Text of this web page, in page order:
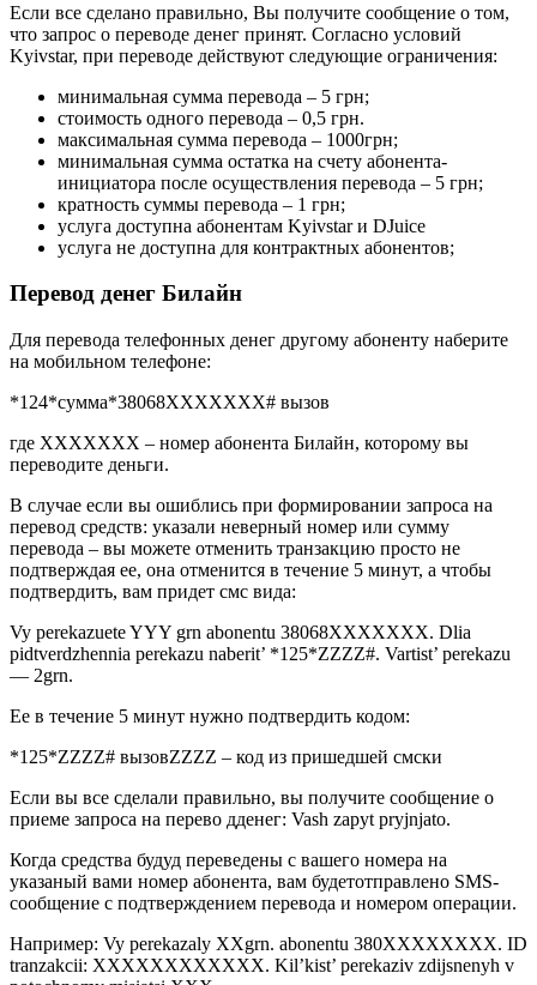
Если все сделано правильно, Вы получите сообщение о том,
что запрос о переводе денег принят. Согласно условий
Kyivstar, при переводе действуют следующие ограничения:
минимальная сумма перевода – 5 грн;
стоимость одного перевода – 0,5 грн.
максимальная сумма перевода – 1000грн;
минимальная сумма остатка на счету абонента-
инициатора после осуществления перевода – 5 грн;
кратность суммы перевода – 1 грн;
услуга доступна абонентам Kyivstar и DJuice
услуга не доступна для контрактных абонентов;
Перевод денег Билайн
Для перевода телефонных денег другому абоненту наберите
на мобильном телефоне:
*124*сумма*38068ХХХХХХХ# вызов
где XXXXXXX – номер абонента Билайн, которому вы
переводите деньги.
В случае если вы ошиблись при формировании запроса на
перевод средств: указали неверный номер или сумму
перевода – вы можете отменить транзакцию просто не
подтверждая ее, она отменится в течение 5 минут, а чтобы
подтвердить, вам придет смс вида:
Vy perekazuete YYY grn abonentu 38068XXXXXXX. Dlia
pidtverdzhennia perekazu naberit’ *125*ZZZZ#. Vartist’ perekazu
— 2grn.
Ее в течение 5 минут нужно подтвердить кодом:
*125*ZZZZ# вызовZZZZ – код из пришедшей смски
Если вы все сделали правильно, вы получите сообщение о
приеме запроса на перево дденег: Vash zapyt pryjnjato.
Когда средства будуд переведены с вашего номера на
указаный вами номер абонента, вам будетотправлено SMS-
сообщение с подтверждением перевода и номером операции.
Например: Vy perekazaly XXgrn. abonentu 380XXХХХХХХ. ID
tranzakcii: XXXXXХХХХХХХ. Kil’kist’ perekaziv zdijsnenyh v